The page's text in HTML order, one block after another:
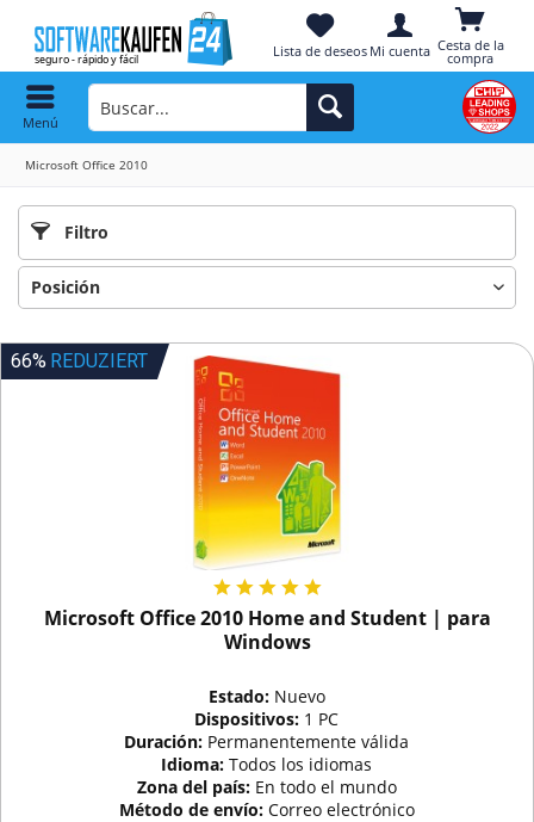
Cesta de la
compra
Lista de deseos Mi cuenta
Menú
Microsoft Office 2010
Filtro
66% REDUZIERT
Microsoft Office 2010 Home and Student | para
Windows
Estado: Nuevo
Dispositivos: 1 PC
Duración: Permanentemente válida
Idioma:Todos los idiomas
Zona del país: En todo el mundo
Método de envío: Correo electrónico